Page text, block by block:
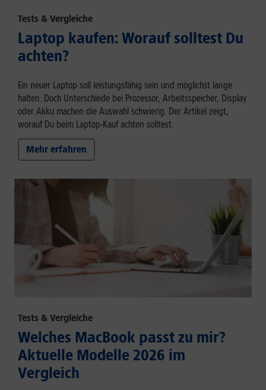
Tests & Vergleiche
Laptop kaufen: Worauf solltest Du
achten?
Ein neuer Laptop soll leistungsfähig sein und möglichst lange
halten. Doch Unterschiede bei Prozessor, Arbeitsspeicher, Display
oder Akku machen die Auswahl schwierig. Der Artikel zeigt,
worauf Du beim Laptop-Kauf achten solltest.
Mehr erfahren
Tests & Vergleiche
Welches MacBook passt zu mir?
Aktuelle Modelle 2026 im
Vergleich